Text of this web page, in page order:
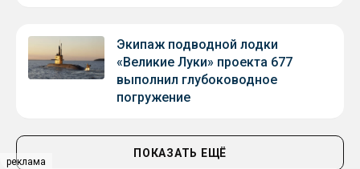
реклама
Экипаж подводной лодки
«Великие Луки» проекта 677
выполнил глубоководное
погружение
ПОКАЗАТЬ ЕЩЁ